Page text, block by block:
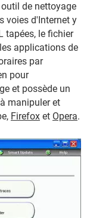
de nettoyage
voies d'Internet y
tapées, le fichier
applications de
par
pour
et possède un
manipuler et
Firefox et Opera.